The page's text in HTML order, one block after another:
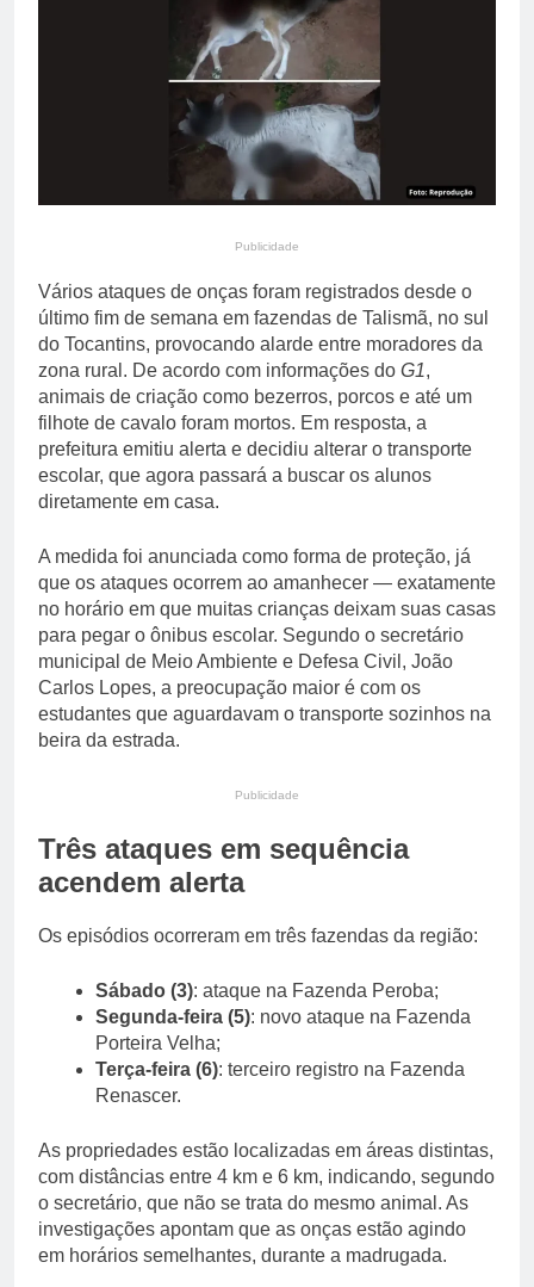
estáveis no Brasil
durante a entressafra
16 Horas Ago
Prefeitura divulga
resultado preliminar da
degustação do 20º
Festival Gastronômico de
Taquaruçu
16 Horas Ago
Publicidade
Vários ataques de onças foram registrados desde o
último fim de semana em fazendas de Talismã, no sul
do Tocantins, provocando alarde entre moradores da
zona rural. De acordo com informações do G1,
animais de criação como bezerros, porcos e até um
filhote de cavalo foram mortos. Em resposta, a
prefeitura emitiu alerta e decidiu alterar o transporte
escolar, que agora passará a buscar os alunos
diretamente em casa.
A medida foi anunciada como forma de proteção, já
que os ataques ocorrem ao amanhecer — exatamente
no horário em que muitas crianças deixam suas casas
para pegar o ônibus escolar. Segundo o secretário
municipal de Meio Ambiente e Defesa Civil, João
Carlos Lopes, a preocupação maior é com os
estudantes que aguardavam o transporte sozinhos na
beira da estrada.
Publicidade
Três ataques em sequência
acendem alerta
Os episódios ocorreram em três fazendas da região:
Sábado (3): ataque na Fazenda Peroba;
Segunda-feira (5): novo ataque na Fazenda
Porteira Velha;
Terça-feira (6): terceiro registro na Fazenda
Renascer.
As propriedades estão localizadas em áreas distintas,
com distâncias entre 4 km e 6 km, indicando, segundo
o secretário, que não se trata do mesmo animal. As
investigações apontam que as onças estão agindo
em horários semelhantes, durante a madrugada.